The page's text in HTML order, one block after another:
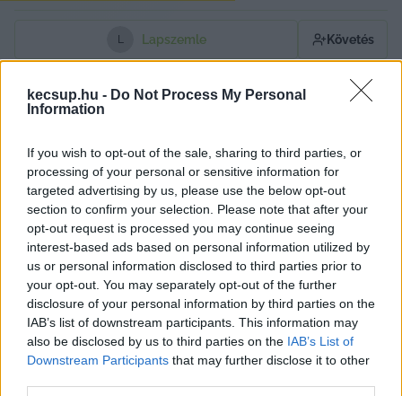
kecsup.hu - Do Not Process My Personal
Information
If you wish to opt-out of the sale, sharing to third parties, or
processing of your personal or sensitive information for
targeted advertising by us, please use the below opt-out
section to confirm your selection. Please note that after your
opt-out request is processed you may continue seeing
interest-based ads based on personal information utilized by
us or personal information disclosed to third parties prior to
your opt-out. You may separately opt-out of the further
disclosure of your personal information by third parties on the
IAB’s list of downstream participants. This information may
also be disclosed by us to third parties on the IAB’s List of
Downstream Participants that may further disclose it to other
L Lapszemle Követés
Andrzej Duda lengyel államfő Mateusz
Morawiecki jelenlegi miniszterelnököt bízta meg
kormányalakítással. Az MTI beszámolója szerint a
hírt maga az államfő jelentette be hétfő este.
Az október 15-i lengyel parlamenti
választásokon Morawiecki pártja, a Jog és
Igazságosság (PiS) szerezte a legtöbb
szavazatot, de így is kevesebb voksot kaptak,
mint az ellenzéki pártok együtt. Ezért